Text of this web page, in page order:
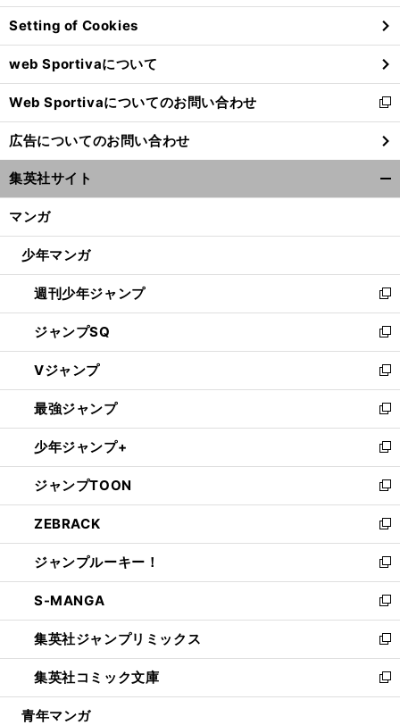
ン
ド
ウ
で
開
く
Setting of Cookies
web Sportivaについて
Web Sportivaについてのお問い合わせ
新
し
い
ウ
ィ
ン
ウ
開
く
広告についてのお問い合わせ
集英社サイト
マンガ
少年マンガ
週刊少年ジャンプ
新
し
い
ウ
ィ
ン
ド
ウ
で
開
く
ジャンプSQ
新
し
い
ウ
ィ
ン
ド
ウ
で
開
く
Vジャンプ
新
し
い
ウ
ィ
ン
ド
ウ
で
開
く
最強ジャンプ
新
し
い
ウ
ィ
ン
ド
ウ
で
開
く
少年ジャンプ+
新
し
い
ウ
ィ
ン
ド
ウ
で
開
く
ジャンプTOON
新
し
い
ウ
ィ
ン
ド
ウ
で
開
く
ZEBRACK
新
し
い
ウ
ィ
ン
ド
ウ
で
開
ジャンプルーキー！
新
し
い
ウ
ィ
ン
ド
ウ
S-MANGA
新
し
い
ウ
ィ
ン
集英社ジャンプリミックス
新
し
い
ウ
集英社コミック文庫
新
し
青年マンガ